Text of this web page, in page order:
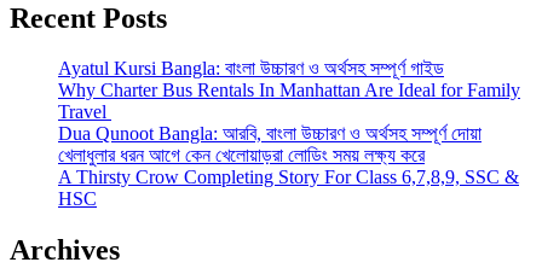
Recent Posts
Ayatul Kursi Bangla: বাংলা উচ্চারণ ও অর্থসহ সম্পূর্ণ গাইড
Why Charter Bus Rentals In Manhattan Are Ideal for Family
Travel
Dua Qunoot Bangla: আরবি, বাংলা উচ্চারণ ও অর্থসহ সম্পূর্ণ দোয়া
খেলাধুলার ধরন আগে কেন খেলোয়াড়রা লোডিং সময় লক্ষ্য করে
A Thirsty Crow Completing Story For Class 6,7,8,9, SSC &
HSC
Archives